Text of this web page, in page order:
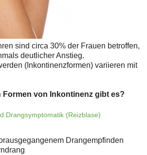
sind circa 30% der Frauen betroffen,
deutlicher Anstieg.
(Inkontinenzformen) variieren mit
Formen von Inkontinenz gibt es?
Drangsymptomatik (Reizblase)
Drangempfinden